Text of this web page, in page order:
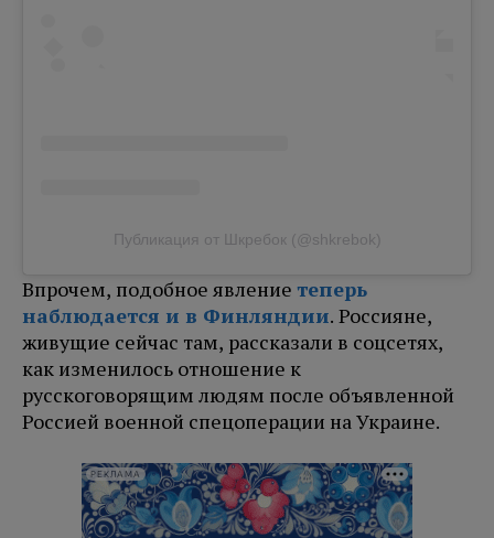
Публикация от Шкребок (@shkrebok)
Впрочем, подобное явление теперь
наблюдается и в Финляндии. Россияне,
живущие сейчас там, рассказали в соцсетях,
как изменилось отношение к
русскоговорящим людям после объявленной
Россией военной спецоперации на Украине.
РЕКЛАМА